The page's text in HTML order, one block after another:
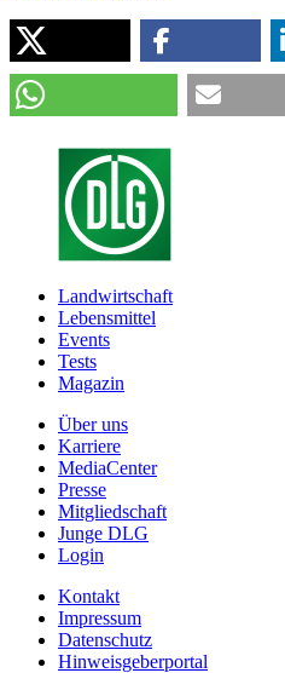
Landwirtschaft
Lebensmittel
Events
Tests
Magazin
Über uns
Karriere
MediaCenter
Presse
Mitgliedschaft
Junge DLG
Login
Kontakt
Impressum
Datenschutz
Hinweisgeberportal